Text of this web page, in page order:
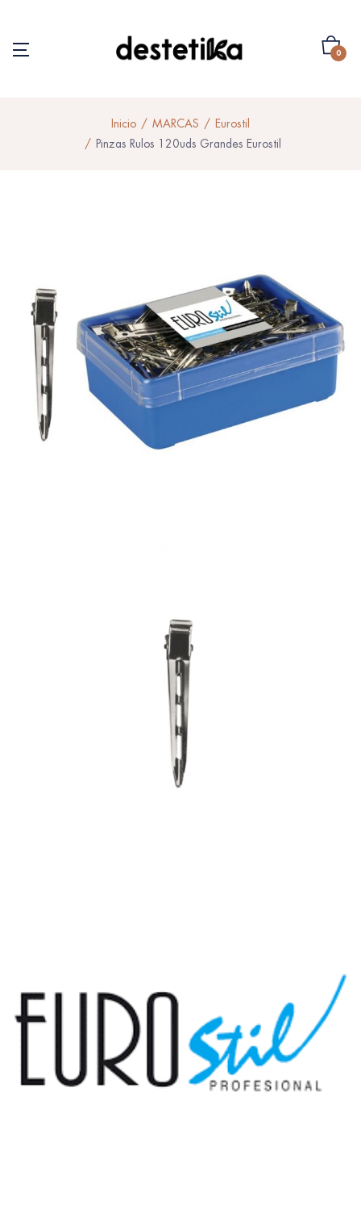
0
Inicio MARCAS
Eurostil
Pinzas Rulos 120uds Grandes Eurostil